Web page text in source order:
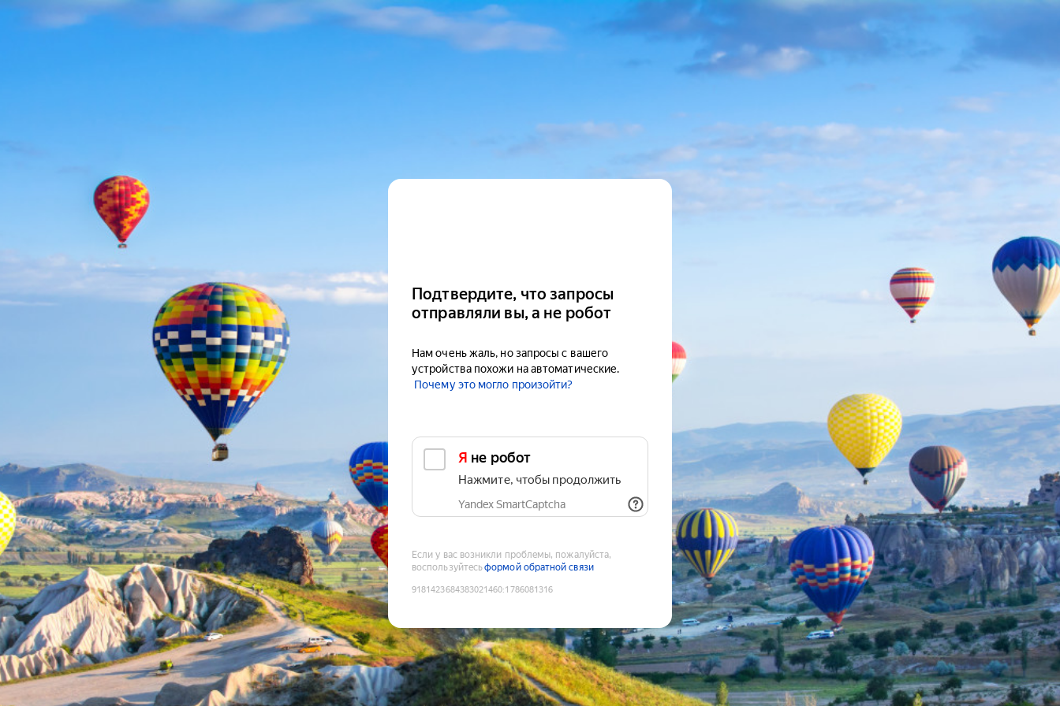
Подтвердите, что запросы
отправляли вы, а не робот
Нам очень жаль, но запросы с вашего
устройства похожи на автоматические.
Почему это могло произойти?
Я не робот
Нажмите, чтобы продолжить
Yandex SmartCaptcha
Если у вас возникли проблемы, пожалуйста,
воспользуйтесьформой обратной связи
9181423684383021460:1786081316